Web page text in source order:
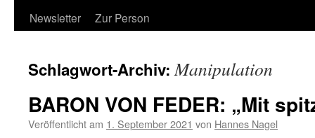
Newsletter
Zur Person
Schlagwort-Archiv:Manipulation
BARON VON FEDER: „Mit
Veröffentlicht am 1. September 2021 von Hannes Nagel